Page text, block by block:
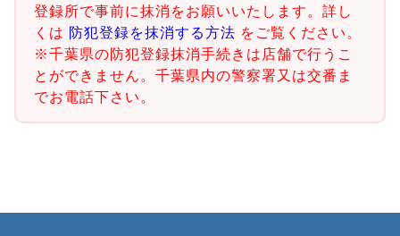
登録所で事前に抹消をお願いいたします。詳し
くは 防犯登録を抹消する方法 をご覧ください。
※千葉県の防犯登録抹消手続きは店舗で行うこ
とができません。千葉県内の警察署又は交番ま
でお電話下さい。